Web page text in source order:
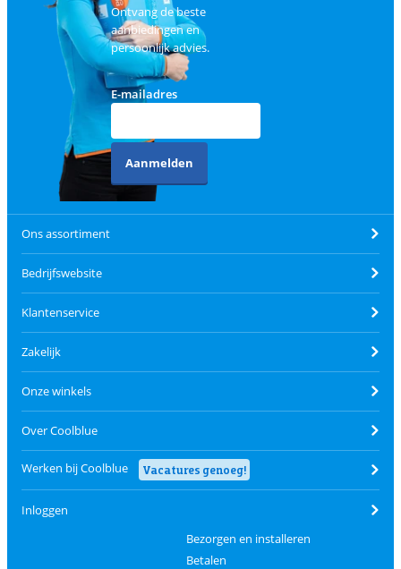
Ontvang de beste
aanbiedingen en
persoonlijk advies.
E-mailadres
Aanmelden
Ons assortiment
Bedrijfswebsite
Klantenservice
Zakelijk
Onze winkels
Over Coolblue
Werken bij Coolblue Vacatures genoeg!
Inloggen
Bezorgen en installeren
Betalen